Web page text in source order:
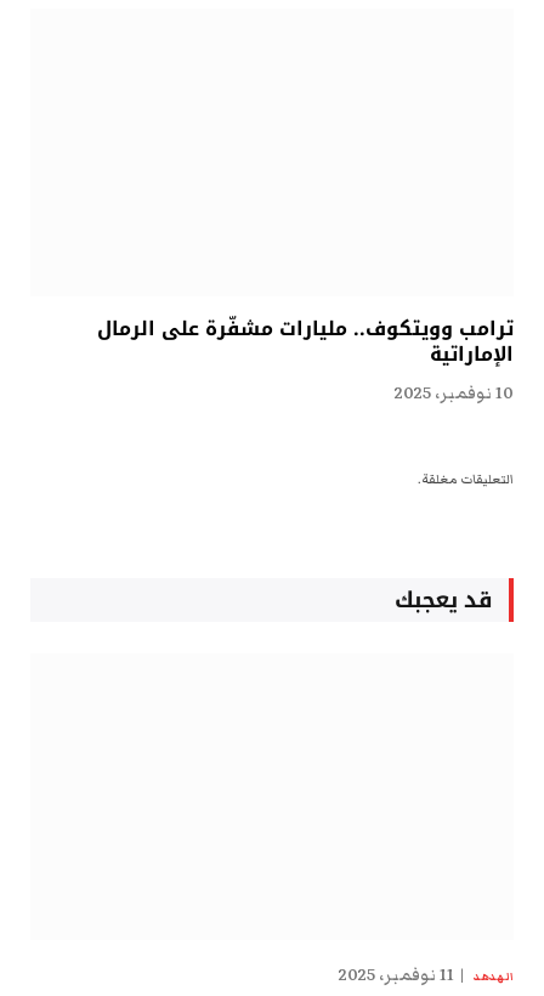
ترامب وويتكوف.. مليارات مشفّرة على الرمال
الإماراتية
10 نوفمبر، 2025
التعليقات مغلقة.
قد يعجبك
الهدهد 11 نوفمبر، 2025